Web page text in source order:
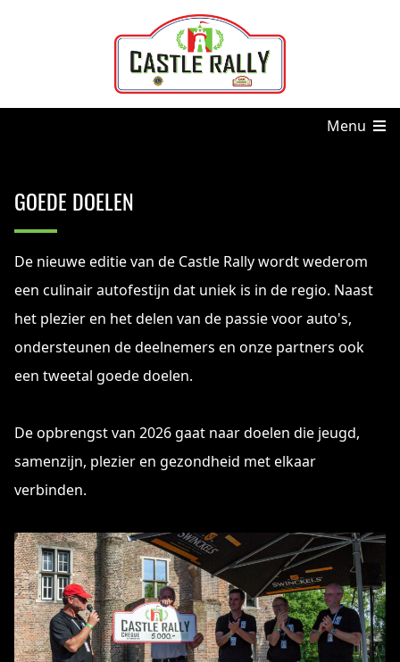
Menu
GOEDE DOELEN
De nieuwe editie van de Castle Rally wordt wederom
een culinair autofestijn dat uniek is in de regio. Naast
het plezier en het delen van de passie voor auto's,
ondersteunen de deelnemers en onze partners ook
een tweetal goede doelen.
De opbrengst van 2026 gaat naar doelen die jeugd,
samenzijn, plezier en gezondheid met elkaar
verbinden.